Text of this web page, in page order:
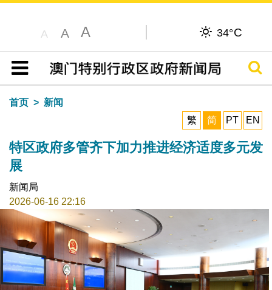
A A A 34°C
目录
搜寻
首页
新闻
繁
简 PT EN
特区政府多管齐下加力推进经济适度多元发
展
新闻局
2026-06-16 22:16